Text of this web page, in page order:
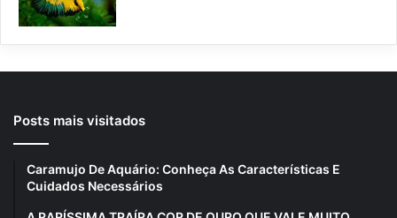
Posts mais visitados
Caramujo De Aquário: Conheça As Características E
Cuidados Necessários